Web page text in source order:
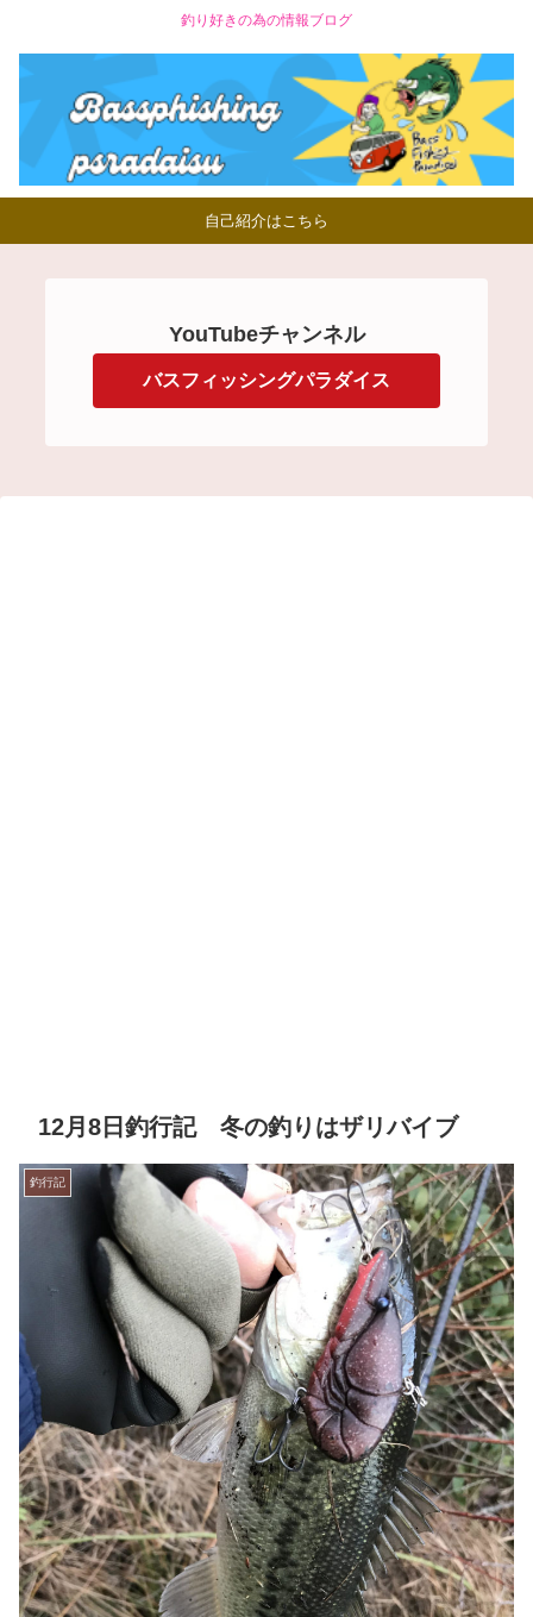
釣り好きの為の情報ブログ
自己紹介はこちら
YouTubeチャンネル
バスフィッシングパラダイス
12月8日釣行記 冬の釣りはザリバイブ
釣行記